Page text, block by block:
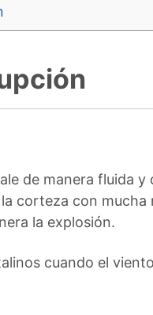
de manera fluida
corteza con
la explosión.
cuando el